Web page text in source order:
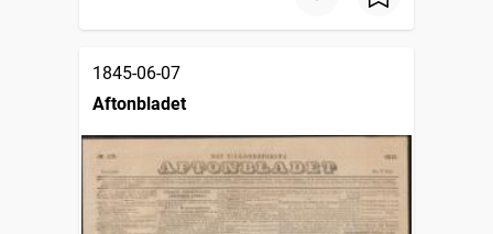
1845-06-07
Aftonbladet